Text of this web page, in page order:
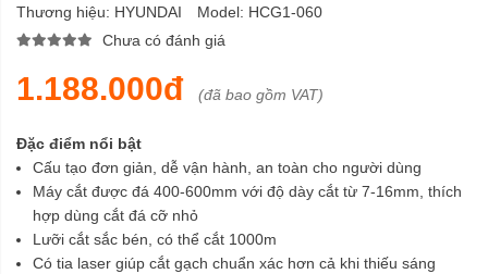
Thương hiệu: HYUNDAI Model: HCG1-060
Chưa có đánh giá
1.188.000đ (đã bao gồm VAT)
Đặc điểm nổi bật
Cấu tạo đơn giản, dễ vận hành, an toàn cho người dùng
Máy cắt được đá 400-600mm với độ dày cắt từ 7-16mm, thích
hợp dùng cắt đá cỡ nhỏ
Lưỡi cắt sắc bén, có thể cắt 1000m
Có tia laser giúp cắt gạch chuẩn xác hơn cả khi thiếu sáng